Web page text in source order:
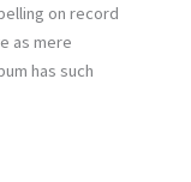
on record
as mere
has such